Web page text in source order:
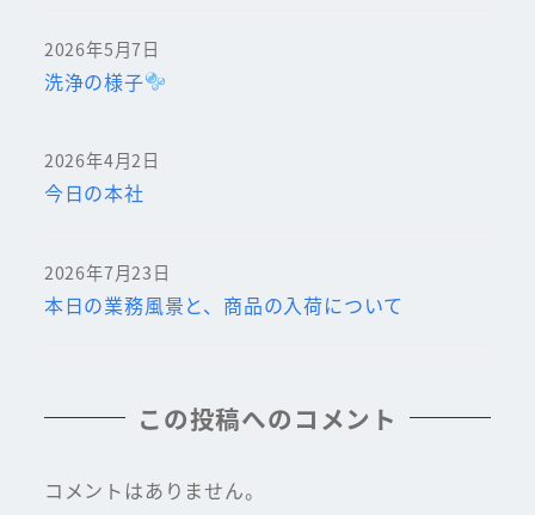
洗浄の様子
2026年5月7日
今日の本社
2026年4月2日
本日の業務風景と、商品の入荷について
2026年7月23日
この投稿へのコメント
コメントはありません。